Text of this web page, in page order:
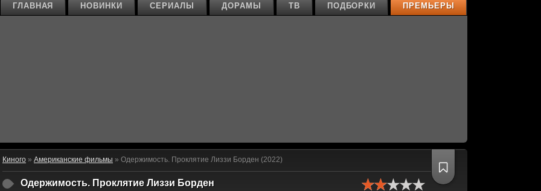
ПРЕМЬЕРЫ
ПОДБОРКИ
ТВ
ДОРАМЫ
СЕРИАЛЫ
НОВИНКИ
ГЛАВНАЯ
Киного » Американские фильмы » Одержимость. Проклятие Лиззи Борден (2022)
Одержимость. Проклятие Лиззи Борден